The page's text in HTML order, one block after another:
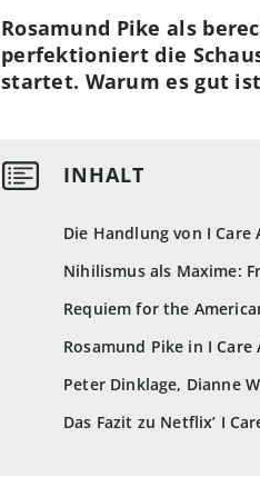
Die Handlung von I Care
Nihilismus als Maxime:
Requiem for the
Rosamund Pike in I
Peter Dinklage, Dianne
Das Fazit zu Netflix’ I
Rosamund Pike als
perfektioniert die
startet. Warum es gut